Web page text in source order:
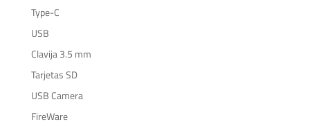
Type-C
USB
Clavija 3.5 mm
Tarjetas SD
USB Camera
FireWare